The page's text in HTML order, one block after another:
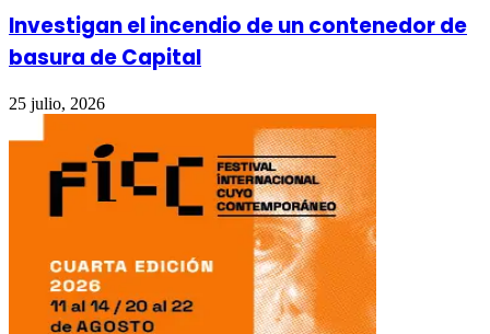
Investigan el incendio de un contenedor de
basura de Capital
25 julio, 2026